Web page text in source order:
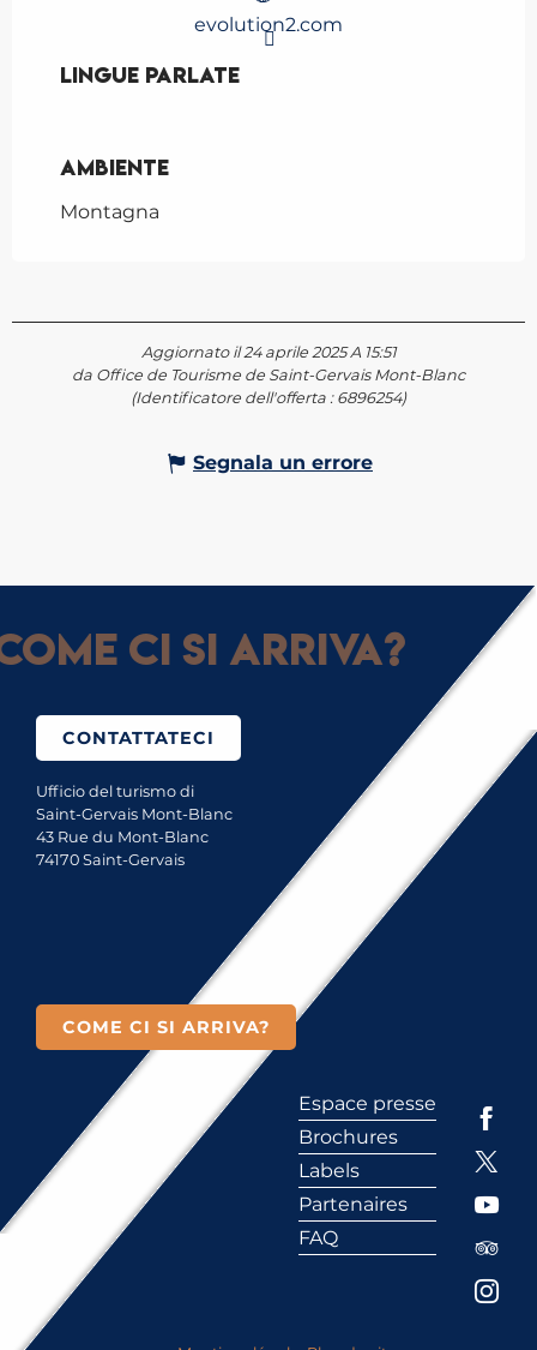
evolution2.com
Lingue parlate
Lingue parlate
Ambiente
Ambiente
Montagna
Aggiornato il 24 aprile 2025 A 15:51
da Office de Tourisme de Saint-Gervais Mont-Blanc
(Identificatore dell'offerta : 6896254)
Segnala un errore
ci si arriva?
CONTATTATECI
Ufficio del turismo di
Saint-Gervais Mont-Blanc
43 Rue du Mont-Blanc
74170 Saint-Gervais
COME CI SI ARRIVA?
Espace presse
Brochures
Labels
Partenaires
FAQ